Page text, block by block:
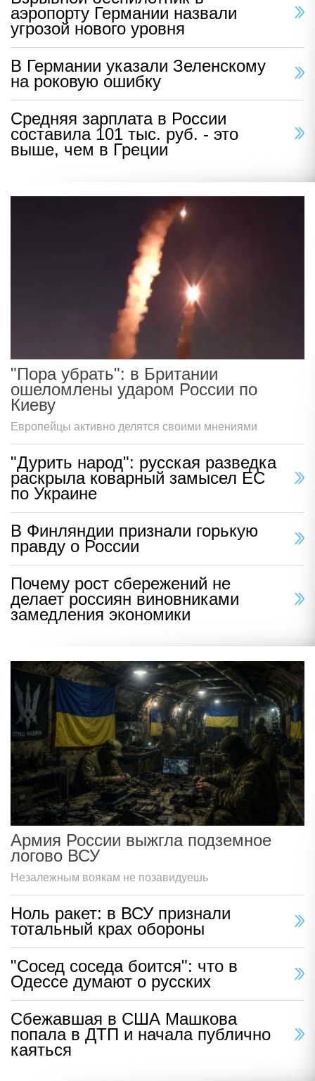
аэропорту Германии назвали
угрозой нового уровня
В Германии указали Зеленскому
на роковую ошибку
Средняя зарплата в России
составила 101 тыс. руб. - это
выше, чем в Греции
"Пора убрать": в Британии
ошеломлены ударом России по
Киеву
Европейцы активно делятся своими мнениями
"Дурить народ": русская разведка
раскрыла коварный замысел ЕС
по Украине
В Финляндии признали горькую
правду о России
Почему рост сбережений не
делает россиян виновниками
замедления экономики
Армия России выжгла подземное
логово ВСУ
Незалежным воякам не позавидуешь
Ноль ракет: в ВСУ признали
тотальный крах обороны
"Сосед соседа боится": что в
Одессе думают о русских
Сбежавшая в США Машкова
попала в ДТП и начала публично
каяться